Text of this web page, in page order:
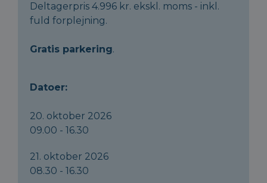
Deltagerpris 4.996 kr. ekskl. moms - inkl.
fuld forplejning.
Gratis parkering.
Datoer:
20. oktober 2026
09.00 - 16.30
21. oktober 2026
08.30 - 16.30